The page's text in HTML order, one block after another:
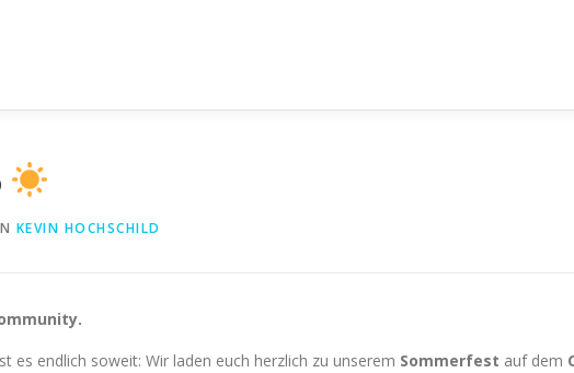
KEVIN HOCHSCHILD
es endlich soweit: Wir laden euch herzlich zu unserem Sommerfest auf dem